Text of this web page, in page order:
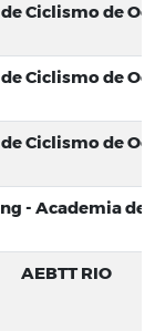
Ciclismo de
Ciclismo de
Ciclismo de
- Academia de
AEBTT RIO